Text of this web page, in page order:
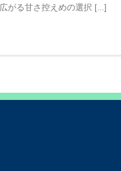
がる甘さ控えめの選択 [...]